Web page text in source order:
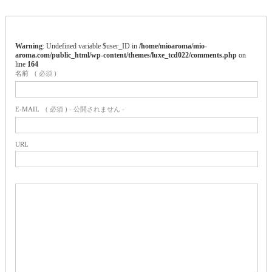
Warning : Undefined variable $user_ID in /home/mioaroma/mio-
aroma.com/public_html/wp-content/themes/luxe_tcd022/comments.phpon
line 164
名前 ( 必須 )
E-MAIL ( 必須 ) - 公開されません -
URL